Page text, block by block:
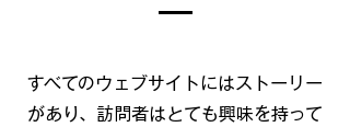
すべてのウェブサイトにはストーリー
があり、訪問者はとても興味を持って